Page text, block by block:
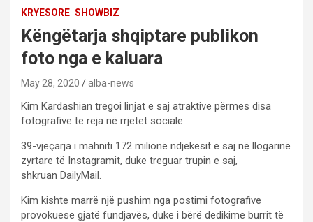
KRYESORE SHOWBIZ
Këngëtarja shqiptare publikon
foto nga e kaluara
May 28, 2020 alba-news
Kim Kardashian tregoi linjat e saj atraktive përmes disa
fotografive të reja në rrjetet sociale.
39-vjeçarja i mahniti 172 milionë ndjekësit e saj në llogarinë
zyrtare të Instagramit, duke treguar trupin e saj,
shkruan DailyMail.
Kim kishte marrë një pushim nga postimi fotografive
provokuese gjatë fundjavës, duke i bërë dedikime burrit të